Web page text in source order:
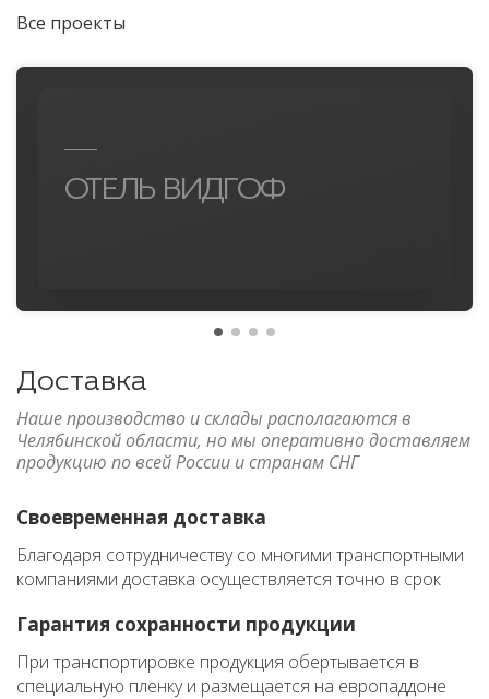
Все проекты
ОТЕЛЬ ВИДГОФ
Доставка
Наше производство и склады располагаются в
Челябинской области, но мы оперативно доставляем
продукцию по всей России и странам СНГ
Своевременная доставка
Благодаря сотрудничеству со многими транспортными
компаниями доставка осуществляется точно в срок
Гарантия сохранности продукции
При транспортировке продукция обертывается в
специальную пленку и размещается на европаддоне